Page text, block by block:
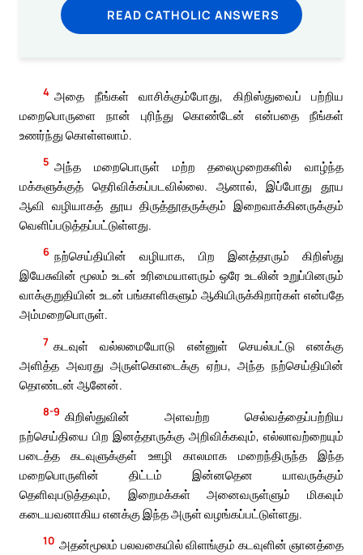
READ CATHOLIC ANSWERS
4 அதை நீங்கள் வாசிக்கும்போது, கிறிஸ்துவைப் பற்றிய
மறைபொருளை நான் புரிந்து கொண்டேன் என்பதை நீங்கள்
உணர்ந்து கொள்ளலாம்.
5 அந்த மறைபொருள் மற்ற தலைமுறைகளில் வாழ்ந்த
மக்களுக்குத் தெரிவிக்கப்படவில்லை. ஆனால், இப்போது தூய
ஆவி வழியாகத் தூய திருத்தூதருக்கும் இறைவாக்கினருக்கும்
வெளிப்படுத்தப்பட்டுள்ளது.
6 நற்செய்தியின் வழியாக, பிற இனத்தாரும் கிறிஸ்து
இயேசுவின் மூலம் உடன் உரிமையாளரும் ஒரே உடலின் உறுப்பினரும்
வாக்குறுதியின் உடன் பங்காளிகளும் ஆகியிருக்கிறார்கள் என்பதே
அம்மறைபொருள்.
7 கடவுள் வல்லமையோடு என்னுள் செயல்பட்டு எனக்கு
அளித்த அவரது அருள்கொடைக்கு ஏற்ப, அந்த நற்செய்தியின்
தொண்டன் ஆனேன்.
8-9 கிறிஸ்துவின் அளவற்ற செல்வத்தைப்பற்றிய
நற்செய்தியை பிற இனத்தாருக்கு அறிவிக்கவும், எல்லாவற்றையும்
படைத்த கடவுளுக்குள் ஊழி காலமாக மறைந்திருந்த இந்த
மறைபொருளின் திட்டம் இன்னதென யாவருக்கும்
தெளிவுபடுத்தவும், இறைமக்கள் அனைவருள்ளும் மிகவும்
கடையவனாகிய எனக்கு இந்த அருள் வழங்கப்பட்டுள்ளது.
10 அதன்மூலம் பலவகையில் விளங்கும் கடவுளின் ஞானத்தை